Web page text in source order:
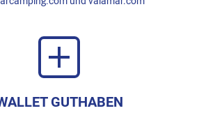
GUTHABEN